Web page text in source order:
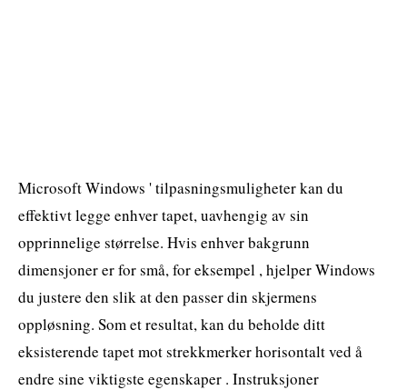
Microsoft Windows ' tilpasningsmuligheter kan du
effektivt legge enhver tapet, uavhengig av sin
opprinnelige størrelse. Hvis enhver bakgrunn
dimensjoner er for små, for eksempel , hjelper Windows
du justere den slik at den passer din skjermens
oppløsning. Som et resultat, kan du beholde ditt
eksisterende tapet mot strekkmerker horisontalt ved å
endre sine viktigste egenskaper . Instruksjoner